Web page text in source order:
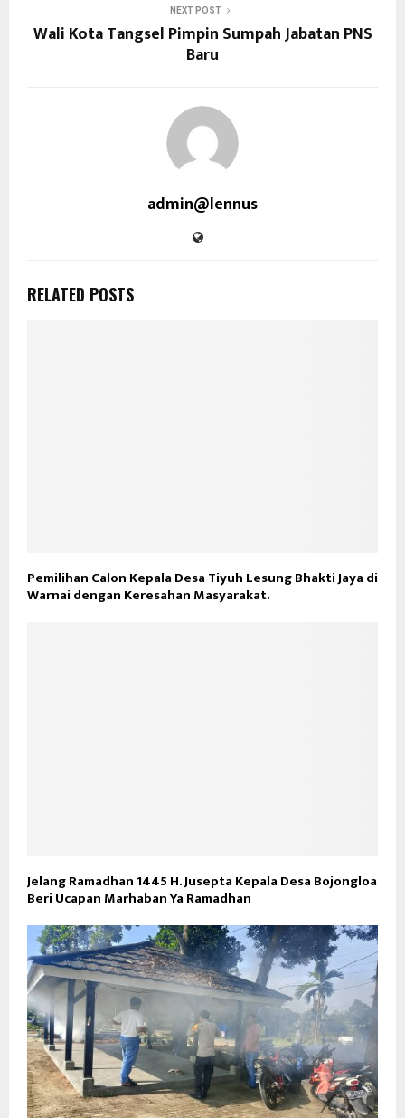
NEXT POST
Wali Kota Tangsel Pimpin Sumpah Jabatan PNS
Baru
admin@lennus
RELATED POSTS
Pemilihan Calon Kepala Desa Tiyuh Lesung Bhakti Jaya di
Warnai dengan Keresahan Masyarakat.
Jelang Ramadhan 1445 H. Jusepta Kepala Desa Bojongloa
Beri Ucapan Marhaban Ya Ramadhan